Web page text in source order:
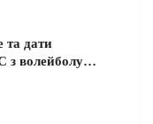
та дати
з волейболу…